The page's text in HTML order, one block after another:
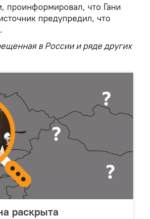
проинформировал, что Гани
предупредил, что
в России и ряде других
раскрыта